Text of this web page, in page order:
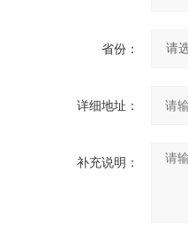
省份：
详细地址：
补充说明：